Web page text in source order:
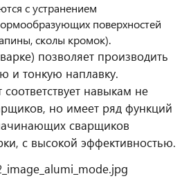
с устранением
поверхностей
сколы кромок).
позволяет производить
и тонкую наплавку.
навыкам не
но имеет ряд функций
сварщиков
с высокой эффективностью.